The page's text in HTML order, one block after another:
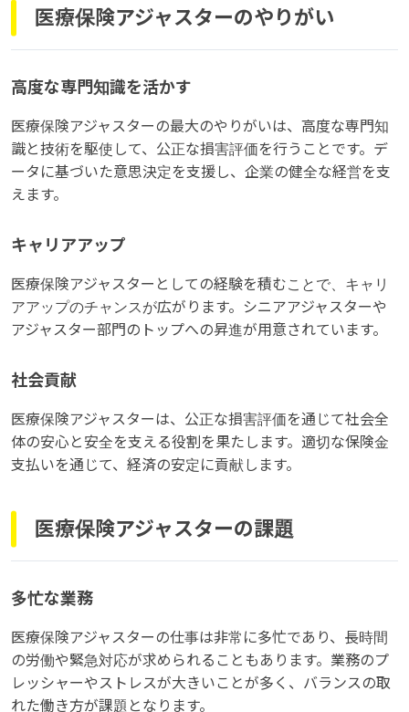
医療保険アジャスターのやりがい
高度な専門知識を活かす
医療保険アジャスターの最大のやりがいは、高度な専門知
識と技術を駆使して、公正な損害評価を行うことです。デ
ータに基づいた意思決定を支援し、企業の健全な経営を支
えます。
キャリアアップ
医療保険アジャスターとしての経験を積むことで、キャリ
アアップのチャンスが広がります。シニアアジャスターや
アジャスター部門のトップへの昇進が用意されています。
社会貢献
医療保険アジャスターは、公正な損害評価を通じて社会全
体の安心と安全を支える役割を果たします。適切な保険金
支払いを通じて、経済の安定に貢献します。
医療保険アジャスターの課題
多忙な業務
医療保険アジャスターの仕事は非常に多忙であり、長時間
の労働や緊急対応が求められることもあります。業務のプ
レッシャーやストレスが大きいことが多く、バランスの取
れた働き方が課題となります。